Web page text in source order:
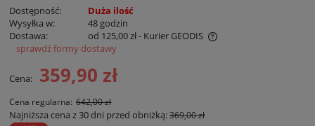
Dostępność:
Duża ilość
Wysyłka w:
48 godzin
Dostawa:
od 125,00 zł- Kurier GEODIS
Cena nie zawiera ewentualnych kosztów płatności
sprawdź formy dostawy
Cena: 359,90 zł
Cena regularna: 642,00 zł
Najniższa cena z 30 dni przed obniżką:369,00 zł